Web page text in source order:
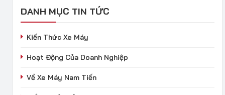
DANH MỤC TIN TỨC
Kiến Thức Xe Máy
Hoạt Động Của Doanh Nghiệp
Về Xe Máy Nam Tiến